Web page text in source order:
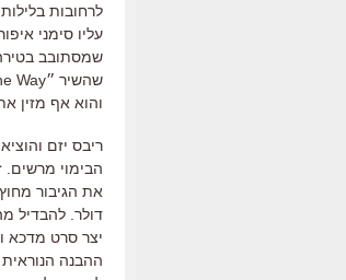
לרחובות בלילות
עליו סימני
שמסתובב
שהשיר ״Way
והוא אף מזין
ריבס יזם
הבימוי מרשים.
את הגיבור
דולר להבדיל
יצר סרט מדכא
ההבנה